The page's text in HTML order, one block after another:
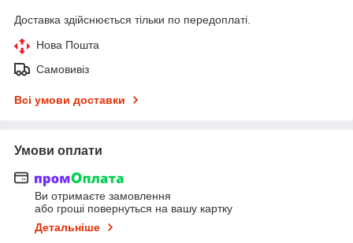
Доставка здійснюється тільки по передоплаті.
Нова Пошта
Самовивіз
Всі умови доставки
Умови оплати
Ви отримаєте замовлення
або гроші повернуться на вашу картку
Детальніше